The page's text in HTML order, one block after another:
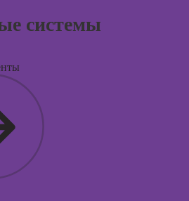
Курсы создания
системы